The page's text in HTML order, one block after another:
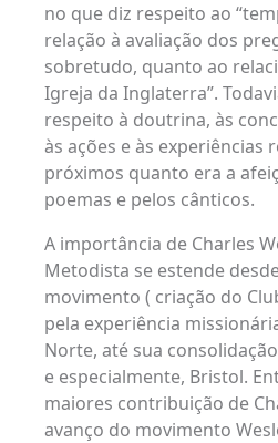
no que diz respeito ao
relação à avaliação dos
sobretudo, quanto ao
Igreja da Inglaterra”.
respeito à doutrina, às
às ações e às experiências
próximos quanto era a
poemas e pelos cânticos.
A importância de Charles
Metodista se estende
movimento ( criação do
pela experiência
Norte, até sua
e especialmente, Bristol.
maiores contribuição de
avanço do movimento